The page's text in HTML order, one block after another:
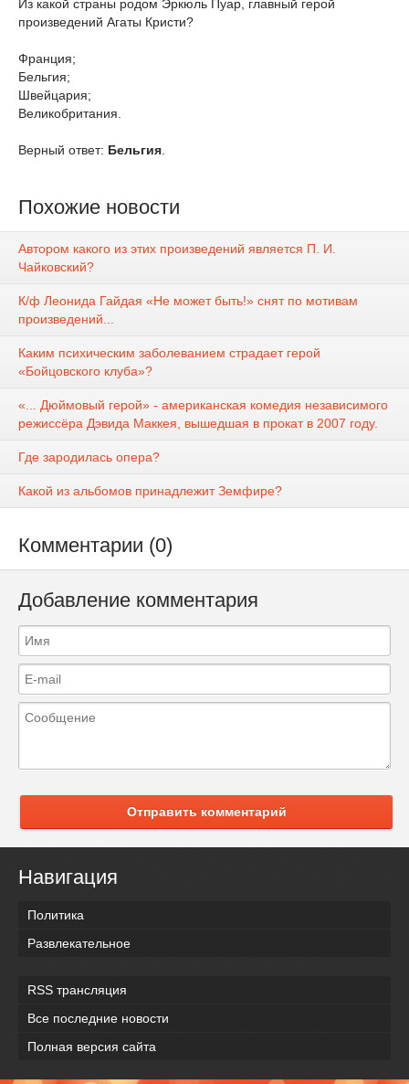
Из какой страны родом Эркюль Пуар, главный герой
произведений Агаты Кристи?
Франция;
Бельгия;
Швейцария;
Великобритания.
Верный ответ: Бельгия
Похожие новости
Автором какого из этих произведений является П. И.
Чайковский?
К/ф Леонида Гайдая «Не может быть!» снят по мотивам
произведений...
Каким психическим заболеванием страдает герой
«Бойцовского клуба»?
«... Дюймовый герой» - американская комедия независимого
режиссёра Дэвида Маккея, вышедшая в прокат в 2007 году.
Где зародилась опера?
Какой из альбомов принадлежит Земфире?
Комментарии (0)
Добавление комментария
Отправить комментарий
Навигация
Политика
Развлекательное
RSS трансляция
Все последние новости
Полная версия сайта